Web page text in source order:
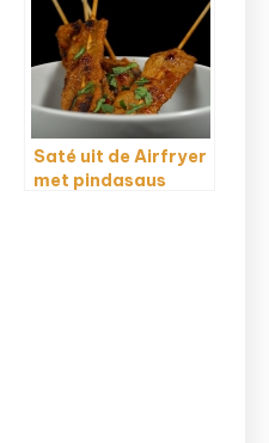
Saté uit de Airfryer
met pindasaus